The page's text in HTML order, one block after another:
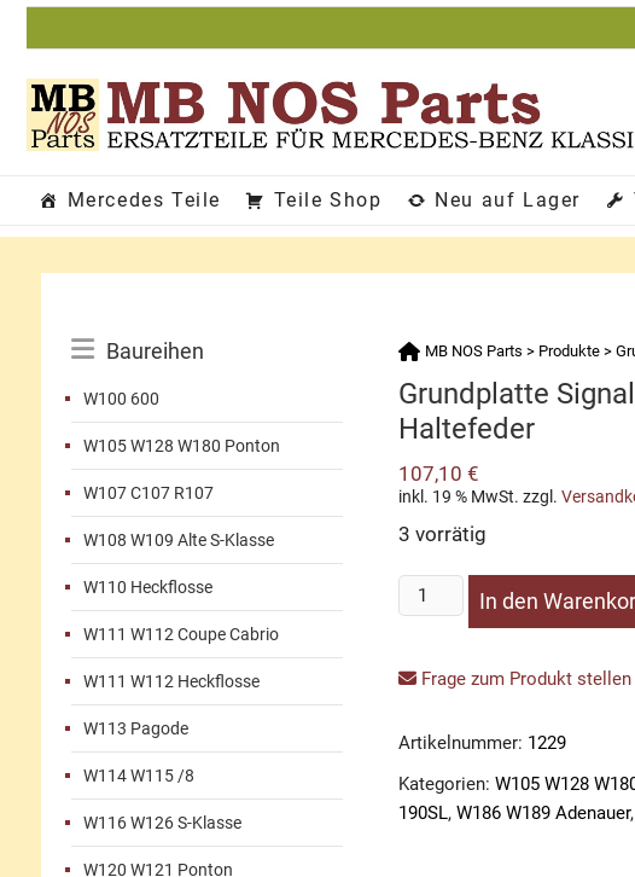
Zum
Mercedes Teile Teile Shop Neu auf Lager
Baureihen
W100 600
W105 W128 W180 Ponton
W107 C107 R107
W108 W109 Alte S-Klasse
W110 Heckflosse
W111 W112 Coupe Cabrio
W111 W112 Heckflosse
W113 Pagode
W114 W115 /8
W116 W126 S-Klasse
W120 W121 Ponton
MB NOS Parts > Produkte>
Grundplatte
Haltefeder
107,10 €
inkl. 19 % MwSt. zzgl.
3 vorrätig
Grundplatte
Signalring
Hebel
Haltefeder
In den
Frage zum Produkt stellen
Artikelnummer: 1229
Kategorien: W105 W128
190SL, W186 W189 Adenauer,